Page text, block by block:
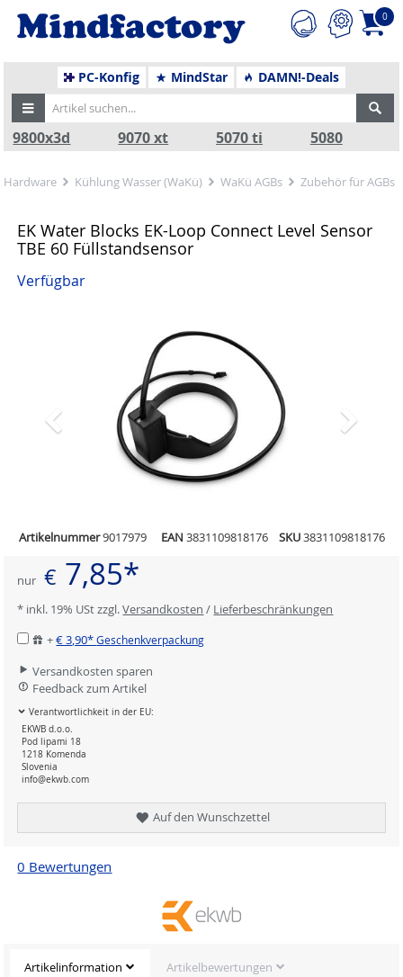
0
PC-Konfig MindStar DAMN!-Deals
9800x3d 9070 xt 5070 ti 5080
Hardware Kühlung Wasser (WaKü) WaKü AGBs Zubehör für AGBs
EK Water Blocks EK-Loop Connect Level Sensor
TBE 60 Füllstandsensor
Verfügbar
Artikelnummer9017979 EAN 3831109818176 SKU3831109818176
nur € 7,85*
* inkl. 19% USt zzgl.Versandkosten / Lieferbeschränkungen
+€ 3,90*Geschenkverpackung
Versandkosten sparen
Feedback zum Artikel
Verantwortlichkeit in der EU:
EKWB d.o.o.
Pod lipami 18
1218 Komenda
Slovenia
info@ekwb.com
Auf den Wunschzettel
0 Bewertungen
Artikelinformation Artikelbewertungen